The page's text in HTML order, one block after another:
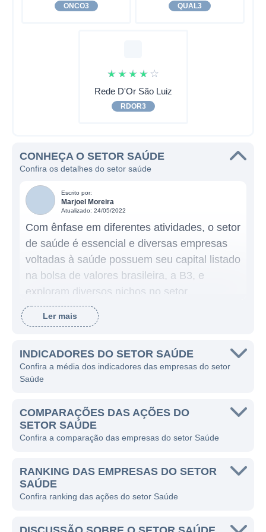
ONCO3 QUAL3
☆ ☆ ☆ ☆ ☆
Rede D'Or São Luiz
RDOR3
CONHEÇA O SETOR SAÚDE
Confira os detalhes do setor saúde
Escrito por:
Marjoel Moreira
Atualizado: 24/05/2022
Com ênfase em diferentes atividades, o setor
de saúde é essencial e diversas empresas
voltadas à saúde possuem seu capital listado
na bolsa de valores brasileira, a B3, e
exploram diversos nichos no setor.
Como exemplos de nichos no setor de
Farmácias (varejo de medicamentos);
Companhias de produção de
Diagnósticos;
Soluções odontológicas;
Redes de hospitais, clínicas, prontos-
socorros, maternidades etc.;
Entre outros.
Vale destacar que as companhias voltadas à
Ler mais
INDICADORES DO SETOR SAÚDE
Confira a média dos indicadores das empresas do setor
Saúde
COMPARAÇÕES DAS AÇÕES DO
SETOR SAÚDE
Confira a comparação das empresas do setor Saúde
RANKING DAS EMPRESAS DO SETOR
SAÚDE
Confira ranking das ações do setor Saúde